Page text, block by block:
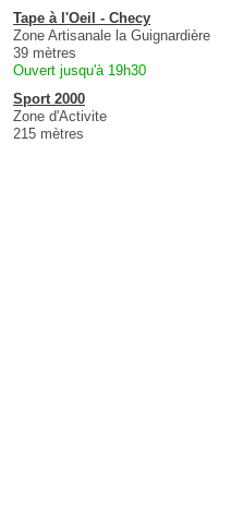
Tape à l'Oeil - Checy
Zone Artisanale la Guignardière
39 mètres
Ouvert jusqu'à 19h30
Sport 2000
Zone d'Activite
215 mètres